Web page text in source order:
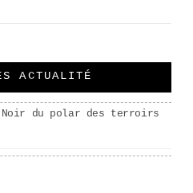
ACTUALITÉ
du polar des terroirs